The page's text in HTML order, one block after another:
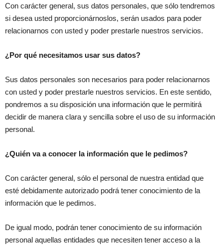
Con carácter general, sus datos personales, que sólo tendremos
si desea usted proporcionárnoslos, serán usados para poder
relacionarnos con usted y poder prestarle nuestros servicios.
¿Por qué necesitamos usar sus datos?
Sus datos personales son necesarios para poder relacionarnos
con usted y poder prestarle nuestros servicios. En este sentido,
pondremos a su disposición una información que le permitirá
decidir de manera clara y sencilla sobre el uso de su información
personal.
¿Quién va a conocer la información que le pedimos?
Con carácter general, sólo el personal de nuestra entidad que
esté debidamente autorizado podrá tener conocimiento de la
información que le pedimos.
De igual modo, podrán tener conocimiento de su información
personal aquellas entidades que necesiten tener acceso a la